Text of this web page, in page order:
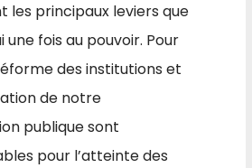
les principaux leviers que
une fois au pouvoir. Pour
des institutions et
de notre
publique sont
pour l’atteinte des